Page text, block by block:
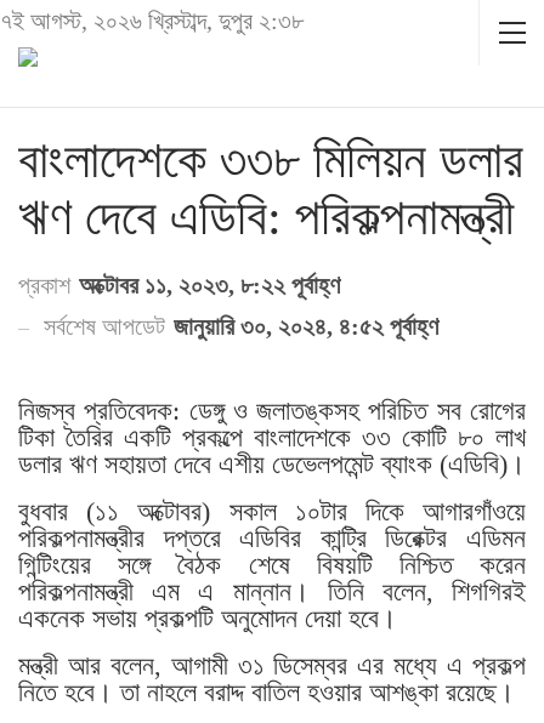
৭ই আগস্ট, ২০২৬ খ্রিস্টাব্দ, দুপুর ২:৩৮
বাংলাদেশকে ৩৩৮ মিলিয়ন ডলার
ঋণ দেবে এডিবি: পরিকল্পনামন্ত্রী
প্রকাশ অক্টোবর ১১, ২০২৩, ৮:২২ পূর্বাহ্ণ
সর্বশেষ আপডেট জানুয়ারি ৩০, ২০২৪, ৪:৫২ পূর্বাহ্ণ
নিজস্ব প্রতিবেদক: ডেঙ্গু ও জলাতঙ্কসহ পরিচিত সব রোগের
টিকা তৈরির একটি প্রকল্পে বাংলাদেশকে ৩৩ কোটি ৮০ লাখ
ডলার ঋণ সহায়তা দেবে এশীয় ডেভেলপমেন্ট ব্যাংক (এডিবি)।
বুধবার (১১ অক্টোবর) সকাল ১০টার দিকে আগারগাঁওয়ে
পরিকল্পনামন্ত্রীর দপ্তরে এডিবির কান্ট্রি ডিরেক্টর এডিমন
গিন্টিংয়ের সঙ্গে বৈঠক শেষে বিষয়টি নিশ্চিত করেন
পরিকল্পনামন্ত্রী এম এ মান্নান। তিনি বলেন, শিগগিরই
একনেক সভায় প্রকল্পটি অনুমোদন দেয়া হবে।
মন্ত্রী আর বলেন, আগামী ৩১ ডিসেম্বর এর মধ্যে এ প্রকল্প
নিতে হবে। তা নাহলে বরাদ্দ বাতিল হওয়ার আশঙ্কা রয়েছে।